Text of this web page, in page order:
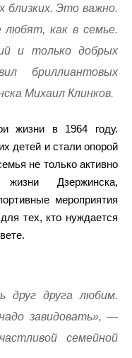
близких. Это важно.
любят, как в семье.
и только добрых
бриллиантовых
Михаил Клинков.
жизни в 1964 году.
детей и стали опорой
не только активно
Дзержинска,
мероприятия
тех, кто нуждается
друг друга любим.
завидовать», —
семейной